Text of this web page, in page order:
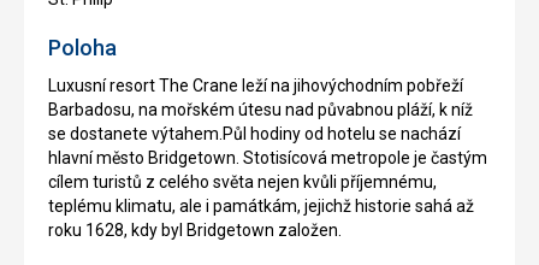
Poloha
Luxusní resort The Crane leží na jihovýchodním pobřeží
Barbadosu, na mořském útesu nad půvabnou pláží, k níž
se dostanete výtahem.Půl hodiny od hotelu se nachází
hlavní město Bridgetown. Stotisícová metropole je častým
cílem turistů z celého světa nejen kvůli příjemnému,
teplému klimatu, ale i památkám, jejichž historie sahá až
roku 1628, kdy byl Bridgetown založen.